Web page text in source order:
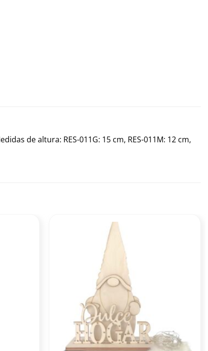
de altura: RES-011G: 15 cm, RES-011M: 12 cm,